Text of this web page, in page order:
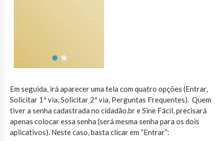
Em seguida, irá aparecer uma tela com quatro opções (Entrar,
Solicitar 1ª via, Solicitar 2ª via, Perguntas Frequentes). Quem
tiver a senha cadastrada no cidadão.br e Sine Fácil, precisará
apenas colocar essa senha (será mesma senha para os dois
aplicativos). Neste caso, basta clicar em “Entrar”: